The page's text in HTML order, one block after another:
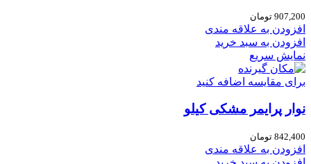
907,200 تومان
افزودن به علاقه مندی
افزودن به سبد خرید
نمایش سریع
برای مقایسه اضافه کنید
نوار پرایمر مشکی کیلو
842,400 تومان
افزودن به علاقه مندی